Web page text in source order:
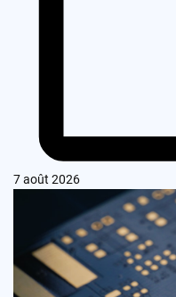
7 août 2026